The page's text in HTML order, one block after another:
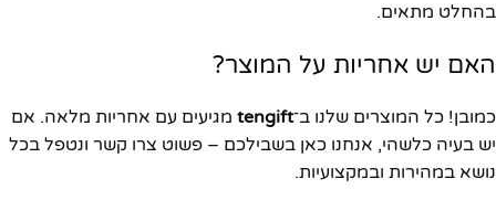
בהחלט מתאים.
האם יש אחריות על המוצר?
כמובן! כל המוצרים שלנו ב־tengift מגיעים עם אחריות מלאה. אם
יש בעיה כלשהי, אנחנו כאן בשבילכם – פשוט צרו קשר ונטפל בכל
נושא במהירות ובמקצועיות.